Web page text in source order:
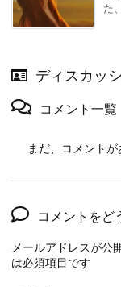
た
ディスカッ
コメント一覧
まだ、コメント
コメントをど
メールアドレスが公
は必須項目です